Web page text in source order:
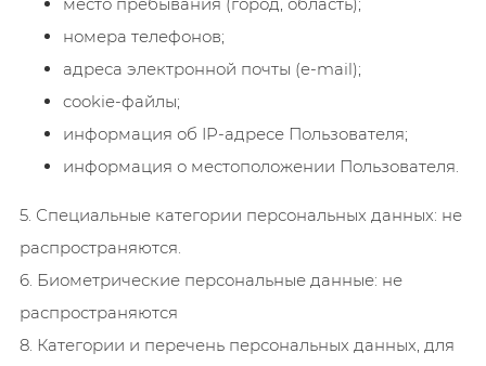
место пребывания (город, область);
номера телефонов;
адреса электронной почты (e-mail);
cookie-файлы;
информация об IP-адресе Пользователя;
информация о местоположении Пользователя.
5. Специальные категории персональных данных: не
распространяются.
6. Биометрические персональные данные: не
распространяются
8. Категории и перечень персональных данных, для